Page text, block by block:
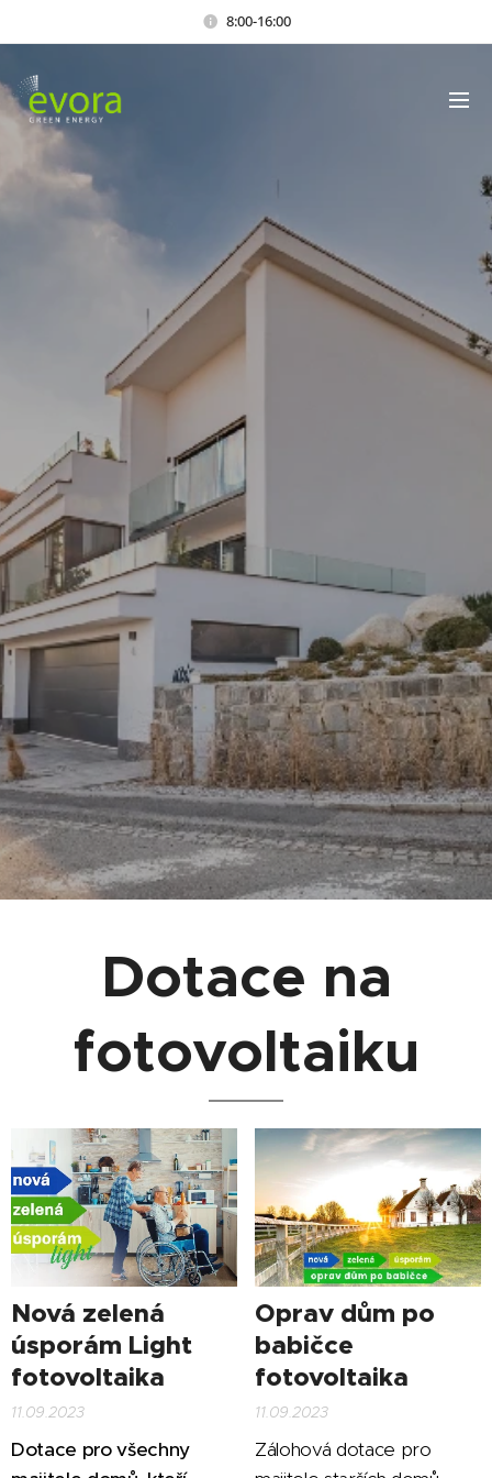
8:00-16:00
Dotace na
fotovoltaiku
Nová zelená
úsporám Light
fotovoltaika
11.09.2023
Dotace pro všechny
Oprav dům po
babičce
fotovoltaika
11.09.2023
Zálohová dotace pro